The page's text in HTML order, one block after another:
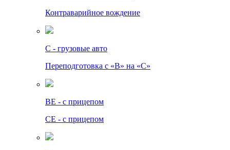
Контраварийное вождение
C - грузовые авто
Переподготовка с «В» на «С»
BE - с прицепом
СЕ - с прицепом